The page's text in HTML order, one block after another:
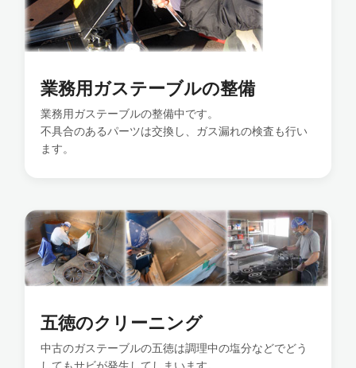
業務用ガステーブルの整備
業務用ガステーブルの整備中です。
不具合のあるパーツは交換し、ガス漏れの検査も行い
ます。
五徳のクリーニング
中古のガステーブルの五徳は調理中の塩分などでどう